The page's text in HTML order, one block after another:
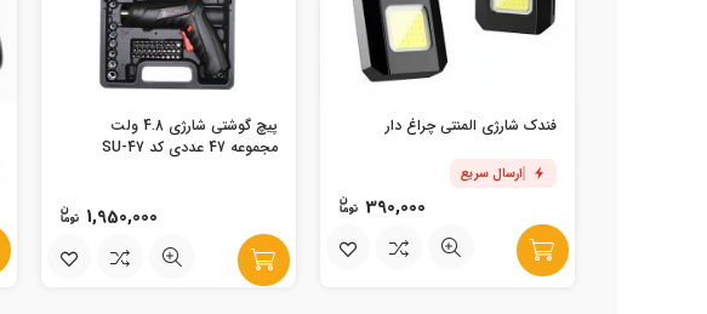
فندک شارژی المنتی چراغ دار
ارسال سریع
390,000
پیچ گوشتی شارژی 4.8 ولت
مجموعه 47 عددی کد SU-47
1,950,000